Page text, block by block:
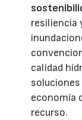
resiliencia
calidad
economía
recurso.